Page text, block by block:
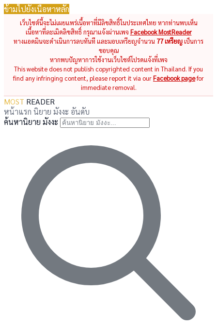
ข้ามไปยังเนื้อหาหลัก
เว็บไซต์นี้จะไม่เผยแพร่เนื้อหาที่มีลิขสิทธิ์ในประเทศไทย หากท่านพบเห็น
เนื้อหาที่ละเมิดลิขสิทธิ์ กรุณาแจ้งผ่านเพจ Facebook MostReader
ทางแอดมินจะดำเนินการลบทันที และมอบเหรียญจำนวน 77 เหรียญเป็นการ
ขอบคุณ
หากพบปัญหาการใช้งานเว็บไซต์โปรดแจ้งที่เพจ
This website does not publish copyrighted content in Thailand. If you
find any infringing content, please report it via ourFacebook pagefor
immediate removal.
MOST READER
หน้าแรก นิยาย มังงะ อันดับ
ค้นหานิยาย มังงะ